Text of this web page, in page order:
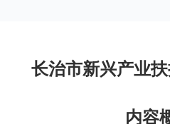
长治市新兴产业
内容